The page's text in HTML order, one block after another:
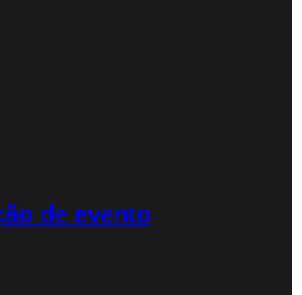
de evento